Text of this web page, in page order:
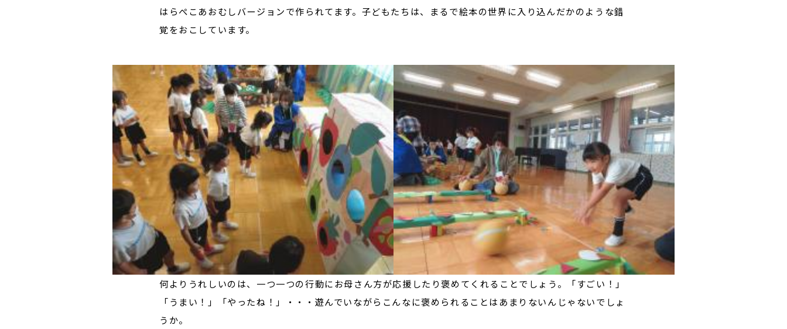
はらぺこあおむしバージョンで作られてます。子どもたちは、まるで絵本の世界に入り込んだかのような錯
覚をおこしています。
何よりうれしいのは、一つ一つの行動にお母さん方が応援したり褒めてくれることでしょう。「すごい！」
「うまい！」「やったね！」・・・遊んでいながらこんなに褒められることはあまりないんじゃないでしょ
うか。